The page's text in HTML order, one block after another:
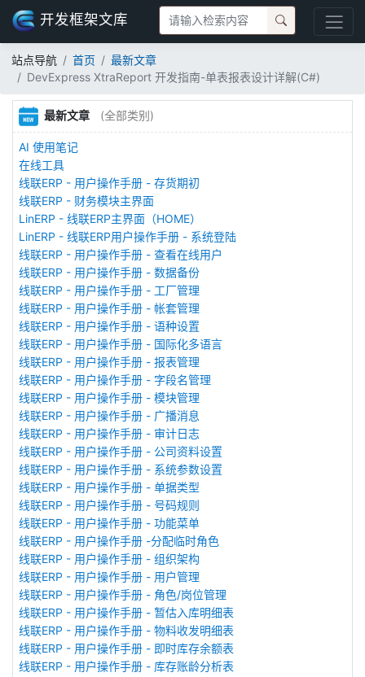
开发框架文库
站点导航 首页
最新文章
DevExpress XtraReport 开发指南-单表报表设计详解(C#)
最新文章 (全部类别)
AI 使用笔记
在线工具
线联ERP - 用户操作手册 - 存货期初
线联ERP - 财务模块主界面
LinERP - 线联ERP主界面（HOME）
LinERP - 线联ERP用户操作手册 - 系统登陆
线联ERP - 用户操作手册 - 查看在线用户
线联ERP - 用户操作手册 - 数据备份
线联ERP - 用户操作手册 - 工厂管理
线联ERP - 用户操作手册 - 帐套管理
线联ERP - 用户操作手册 - 语种设置
线联ERP - 用户操作手册 - 国际化多语言
线联ERP - 用户操作手册 - 报表管理
线联ERP - 用户操作手册 - 字段名管理
线联ERP - 用户操作手册 - 模块管理
线联ERP - 用户操作手册 - 广播消息
线联ERP - 用户操作手册 - 审计日志
线联ERP - 用户操作手册 - 公司资料设置
线联ERP - 用户操作手册 - 系统参数设置
线联ERP - 用户操作手册 - 单据类型
线联ERP - 用户操作手册 - 号码规则
线联ERP - 用户操作手册 - 功能菜单
线联ERP - 用户操作手册 -分配临时角色
线联ERP - 用户操作手册 - 组织架构
线联ERP - 用户操作手册 - 用户管理
线联ERP - 用户操作手册 - 角色/岗位管理
线联ERP - 用户操作手册 - 暂估入库明细表
线联ERP - 用户操作手册 - 物料收发明细表
线联ERP - 用户操作手册 - 即时库存余额表
线联ERP - 用户操作手册 - 库存账龄分析表